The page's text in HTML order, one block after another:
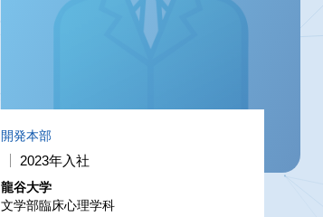
開発本部
2023年入社
龍谷大学
文学部臨床心理学科